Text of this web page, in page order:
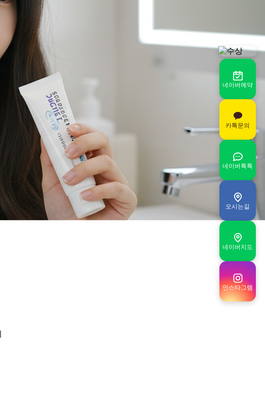
네이버예약
카톡문의
네이버톡톡
오시는길
네이버지도
인스타그램